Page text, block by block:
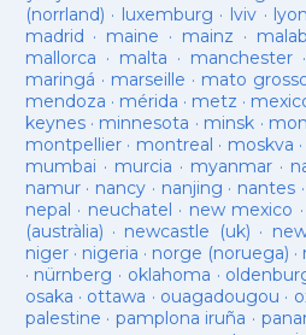
(norrland) · luxemburg · lviv · lyon
madrid · maine · mainz ·
mallorca · malta · manchester·
maringá · marseille · mato
mendoza · mérida · metz ·
keynes· minnesota · minsk ·
montpellier· montreal · moskva ·
mumbai · murcia · myanmar·
namur· nancy · nanjing · nantes ·
nepal · neuchatel · new mexico ·
(austràlia) · newcastle (uk) ·
niger· nigeria · norge (noruega) ·
· nürnberg · oklahoma ·
osaka · ottawa · ouagadougou ·
palestine · pamplona iruña ·